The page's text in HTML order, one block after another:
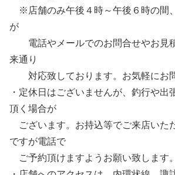
※店舗のみ午後４時～午後６時の間
が
電話やメールでのお問合せやお見
来通り
対応致しております。お気軽にお
・定休日はございませんが、釣行や出
頂く場合が
ございます。お持込等でご来店いた
ですが電話で
ご予約頂けますようお願い致します。